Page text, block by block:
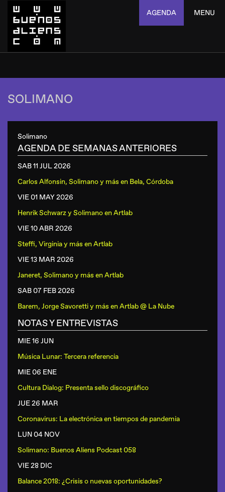
AGENDA MENU
SOLIMANO
Solimano
AGENDA DE SEMANAS ANTERIORES
SAB 11 JUL2026
Carlos Alfonsin, Solimano y más en Bela, Córdoba
VIE 01 MAY2026
Henrik Schwarz y SolimanoenArtlab
VIE 10 ABR 2026
Steffi, Virginia y más enArtlab
VIE 13 MAR 2026
Janeret, Solimano y más enArtlab
SAB 07 FEB2026
Barem, Jorge Savoretti y más enArtlab @ La Nube
NOTAS Y ENTREVISTAS
MIE 16 JUN
Música Lunar: Tercera referencia
MIE 06 ENE
Cultura Dialog: Presenta sello discográfico
JUE 26 MAR
Coronavirus: La electrónica en tiempos de pandemia
LUN 04 NOV
Solimano: Buenos Aliens Podcast 058
VIE 28 DIC
Balance 2018: ¿Crisis o nuevas oportunidades?